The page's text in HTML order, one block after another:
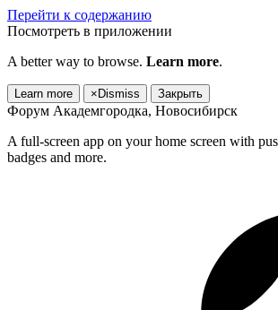
Перейти к содержанию
Посмотреть в приложении
A better way to browse. Learn more.
Learn more × Dismiss Закрыть
Форум Академгородка, Новосибирск
A full-screen app on your home screen with
badges and more.